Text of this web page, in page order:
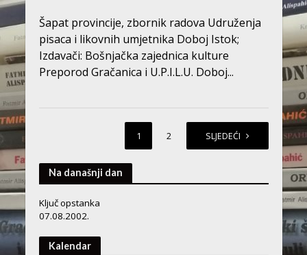
Šapat provincije, zbornik radova Udruženja
pisaca i likovnih umjetnika Doboj Istok;
Izdavači: Bošnjačka zajednica kulture
Preporod Gračanica i U.P.I.L.U. Doboj...
1 2 SLJEDEĆI
Na današnji dan
Ključ opstanka
07.08.2002.
Kalendar